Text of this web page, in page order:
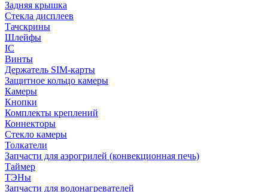
Задняя крышка
Стекла дисплеев
Тачскрины
Шлейфы
IC
Винты
Держатель SIM-карты
Защитное кольцо камеры
Камеры
Кнопки
Комплекты креплений
Коннекторы
Стекло камеры
Толкатели
Запчасти для аэрогрилей (конвекционная печь)
Таймер
ТЭНы
Запчасти для водонагревателей